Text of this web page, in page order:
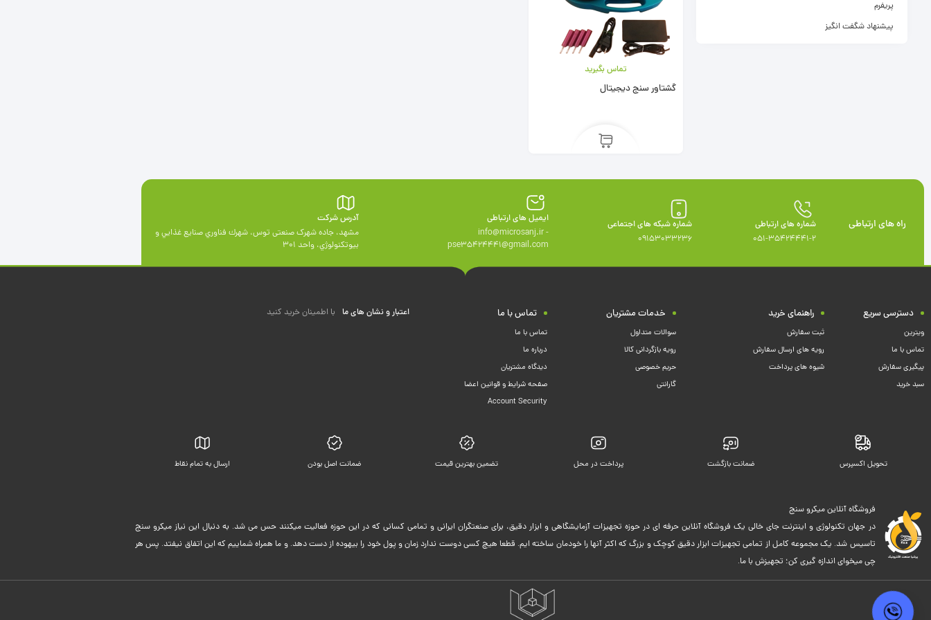
تماس بگیرید
گشتاور سنج دیجیتال
پریفرم
پیشنهاد شگفت انگیز
راه های ارتباطی
شماره های ارتباطی
051-35424441-2
شماره شبکه های اجتماعی
09153033236
ایمیل های ارتباطی
info@microsanj.ir -
pse35424441@gmail.com
آدرس شرکت
مشهد، جاده شهرک صنعتی توس، شهرك فناوري صنايع غذايي و
بيوتكنولوژي، واحد 301
دسترسی سریع
ویترین
تماس با ما
پیگیری سفارش
سبد خرید
راهنمای خرید
ثبت سفارش
رویه های ارسال سفارش
شیوه های پرداخت
خدمات مشتریان
سوالات متداول
رویه بازگردانی کالا
حریم خصوصی
گارانتی
تماس با ما
تماس با ما
درباره ما
دیدگاه مشتریان
صفحه شرایط و قوانین اعضا
Account Security
اعتبار و نشان های ما با اطمینان خرید کنید
تحویل اکسپرس ضمانت بازگشت پرداخت در محل تضمین بهترین قیمت ضمانت اصل بودن ارسال به تمام نقاط
فروشگاه آنلاین میکرو سنج
در جهان تکنولوژی و اینترنت جای خالی یک فروشگاه آنلاین حرفه ای در حوزه تجهیزات آزمایشگاهی و ابزار دقیق، برای صنعتگران ایرانی و تمامی کسانی که در این حوزه فعالیت میکنند حس می شد. به دنبال این نیاز میکرو سنج
تاسیس شد. یک مجموعه کامل از تمامی تجهیزات ابزار دقیق کوچک و بزرگ که اکثر آنها را خودمان ساخته ایم. قطعا هیچ کسی دوست ندارد زمان و پول خود را بیهوده از دست دهد. و ما همراه شماییم که این اتفاق نیفتد. پس هر
چی میخوای اندازه گیری کن؛ تجهیزش با ما.